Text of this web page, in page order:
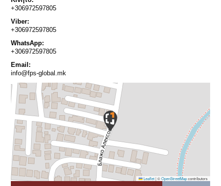
+306972597805
Viber:
+306972597805
WhatsApp:
+306972597805
Email:
info@fps-global.mk
Leaflet |©OpenStreetMapcontributors